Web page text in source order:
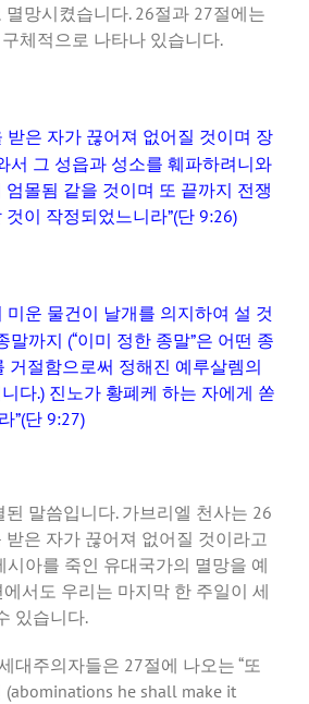
망시켰습니다. 26절과 27절에는
체적으로 나타나 있습니다.
받은 자가 끊어져 없어질 것이며 장
서 그 성읍과 성소를 훼파하려니와
몰됨 같을 것이며 또 끝까지 전쟁
이 작정되었느니라”(단 9:26)
미운 물건이 날개를 의지하여 설 것
말까지 (“이미 정한 종말”은 어떤 종
거절함으로써 정해진 예루살렘의
다.) 진노가 황폐케 하는 자에게 쏟
”(단 9:27)
말씀입니다. 가브리엘 천사는 26
은 자가 끊어져 없어질 것이라고
시아를 죽인 유대국가의 멸망을 예
서도 우리는 마지막 한 주일이 세
있습니다.
대주의자들은 27절에 나오는 “또
he shall make it